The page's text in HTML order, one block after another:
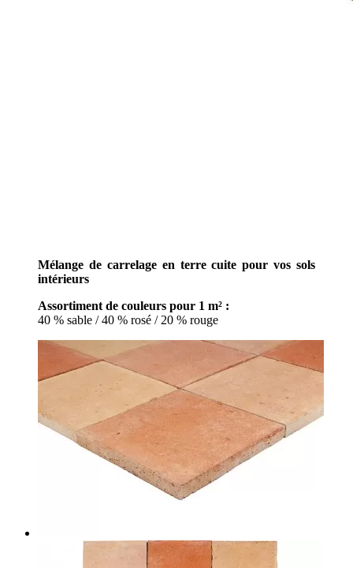
Mélange de carrelage en terre cuite pour vos sols
intérieurs
Assortiment de couleurs pour 1 m² :
40 % sable / 40 % rosé / 20 % rouge